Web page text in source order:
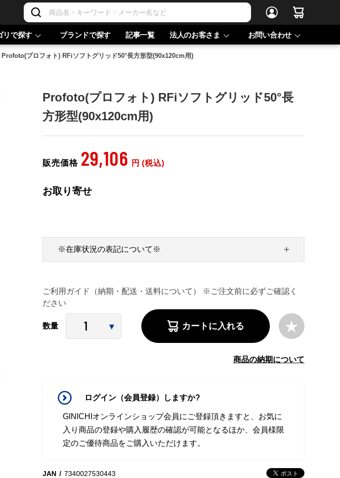
リで探す ブランドで探す 記事一覧 法人のお客さま お問い合わせ
Profoto(プロフォト) RFiソフトグリッド50°長方形型(90x120cm用)
Profoto(プロフォト) RFiソフトグリッド50°長
方形型(90x120cm用)
販売価格 29,106 円 (税込)
お取り寄せ
ご利用ガイド（納期・配送・送料について） ※ご注文前に必ずご確認く
ださい
※在庫状況の表記について※
数量 カートに入れる
商品の納期について
ログイン（会員登録）しますか?
GINICHIオンラインショップ会員にご登録頂きますと、お気に
入り商品の登録や購入履歴の確認が可能となるほか、会員様限
定のご優待商品をご購入いただけます。
JAN
7340027530443